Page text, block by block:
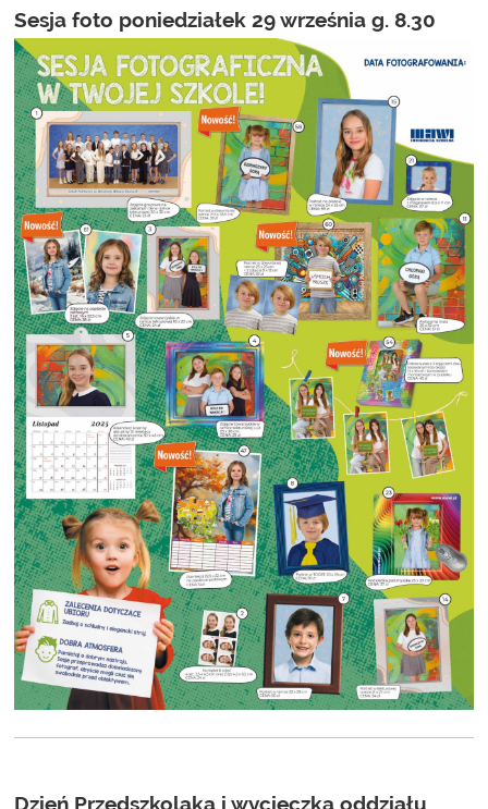
Sesja foto poniedziałek 29 września g. 8.30
Dzień Przedszkolaka i wycieczka oddziału